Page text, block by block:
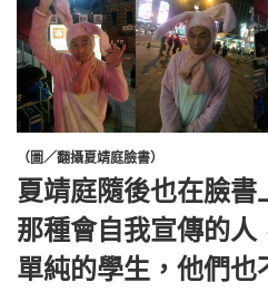
（圖／翻攝夏靖庭臉書）
夏靖庭隨後也在臉書
那種會自我宣傳的人
單純的學生，他們也